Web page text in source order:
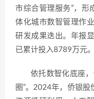
市综合管理服务”，形
体化城市数智管理作
研发成果迭出。年报
已累计投入8789万元。
依托数智化底座
圈”。2024年，侨银股